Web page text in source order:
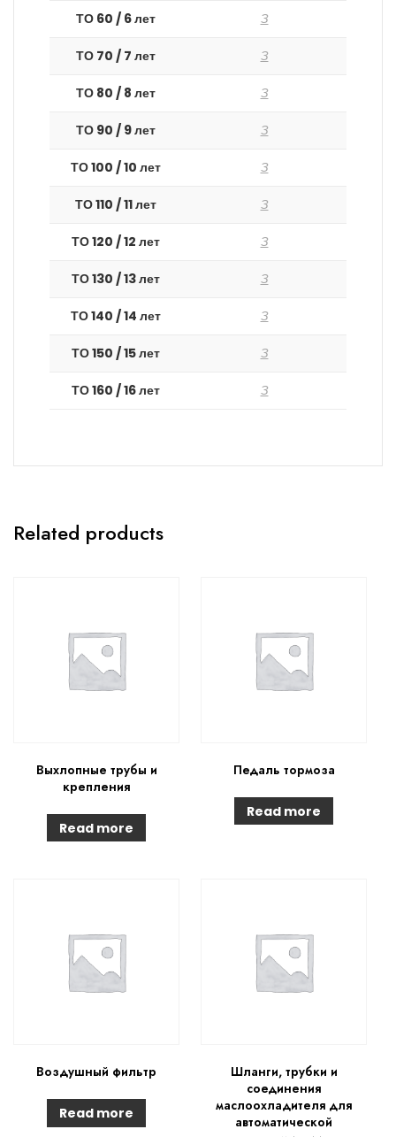
ТО 60 / 6 лет З
ТО 70 / 7 лет З
ТО 80 / 8 лет З
ТО 90 / 9 лет З
ТО 100 / 10 лет З
ТО 110 / 11 лет З
ТО 120 / 12 лет З
ТО 130 / 13 лет З
ТО 140 / 14 лет З
ТО 150 / 15 лет З
ТО 160 / 16 лет З
Related products
Выхлопные трубы и
крепления
Read more
Педаль тормоза
Read more
Воздушный фильтр
Read more
Шланги, трубки и
соединения
маслоохладителя для
автоматической